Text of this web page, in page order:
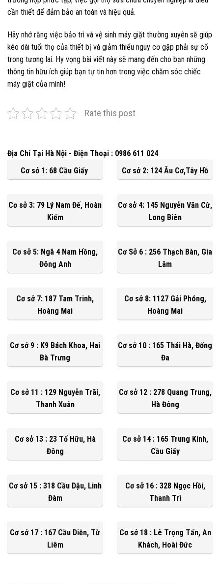
cần thiết để đảm bảo an toàn và hiệu quả.
Hãy nhớ rằng việc bảo trì và vệ sinh máy giặt thường xuyên sẽ giúp
kéo dài tuổi thọ của thiết bị và giảm thiểu nguy cơ gặp phải sự cố
trong tương lai. Hy vọng bài viết này sẽ mang đến cho bạn những
thông tin hữu ích giúp bạn tự tin hơn trong việc chăm sóc chiếc
máy giặt của mình!
Rate this post
Địa Chỉ Tại Hà Nội - Điện Thoại : 0986 611 024
Cơ sở 1: 68 Cầu Giấy
Cơ sở 2: 124 Âu Cơ,Tây Hồ
Cơ sở 3: 79 Lý Nam Đế, Hoàn
Kiếm
Cơ sở 4: 145 Nguyễn Văn Cừ,
Long Biên
Cơ sở 5: Ngã 4 Nam Hồng,
Đông Anh
Cơ Sở 6 : 256 Thạch Bàn, Gia
Lâm
Cơ sở 7: 187 Tam Trinh,
Hoàng Mai
Cơ sở 8: 1127 Gải Phóng,
Hoàng Mai
Cơ sở 9 : K9 Bách Khoa, Hai
Bà Trưng
Cơ sở 10 : 165 Thái Hà, Đống
Đa
Cơ sở 11 : 129 Nguyễn Trãi,
Thanh Xuân
Cơ sở 12 : 278 Quang Trung,
Hà Đông
Cơ sở 13 : 23 Tố Hữu, Hà
Đông
Cơ sở 14 : 165 Trung Kính,
Cầu Giấy
Cơ sở 15 : 318 Cầu Dậu, Linh
Đàm
Cơ sở 16 : 328 Ngọc Hồi,
Thanh Trì
Cơ sở 17 : 167 Cầu Diễn, Từ
Liêm
Cơ sở 18 : Lê Trọng Tấn, An
Khách, Hoài Đức